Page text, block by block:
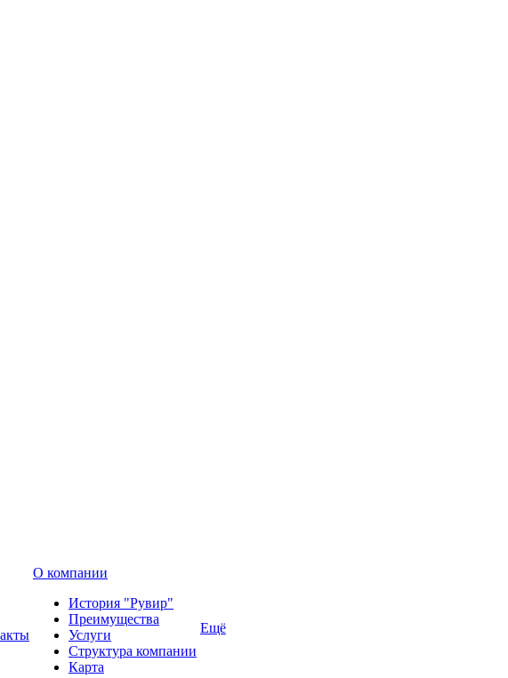
О компании
История "Рувир"
Преимущества
Услуги
Структура компании
Карта
Ещё